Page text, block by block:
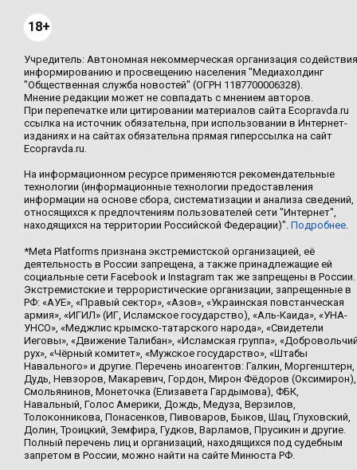
18+
Учредитель: Автономная некоммерческая организация содействия
информированию и просвещению населения "Медиахолдинг
"Общественная служба новостей" (ОГРН 1187700006328).
Мнение редакции может не совпадать с мнением авторов.
При перепечатке или цитировании материалов сайта Ecopravda.ru
ссылка на источник обязательна, при использовании в Интернет-
изданиях и на сайтах обязательна прямая гиперссылка на сайт
Ecopravda.ru.
На информационном ресурсе применяются рекомендательные
технологии (информационные технологии предоставления
информации на основе сбора, систематизации и анализа сведений,
относящихся к предпочтениям пользователей сети "Интернет",
находящихся на территории Российской Федерации)". Подробнее
*Meta Platforms признана экстремистской организацией, её
деятельность в России запрещена, а также принадлежащие ей
социальные сети Facebook и Instagram так же запрещены в России.
Экстремистские и террористические организации, запрещенные в
РФ: «АУЕ», «Правый сектор», «Азов», «Украинская повстанческая
армия», «ИГИЛ» (ИГ, Исламское государство), «Аль-Каида», «УНА-
УНСО», «Меджлис крымско-татарского народа», «Свидетели
Иеговы», «Движение Талибан», «Исламская группа»,
рух», «Чёрный комитет», «Мужское государство», «Штабы
Навального» и другие. Перечень иноагентов: Галкин, Моргенштерн,
Дудь, Невзоров, Макаревич, Гордон, Мирон Фёдоров (Оксимирон),
Смольянинов, Монеточка (Елизавета Гардымова), ФБК,
Навальный, Голос Америки, Дождь, Медуза, Верзилов,
Толоконникова, Понасенков, Пивоваров, Быков, Шац, Глуховский,
Долин, Троицкий, Земфира, Гудков, Варламов, Прусикин и другие.
Полный перечень лиц и организаций, находящихся под судебным
запретом в России, можно найти на сайте Минюста РФ.